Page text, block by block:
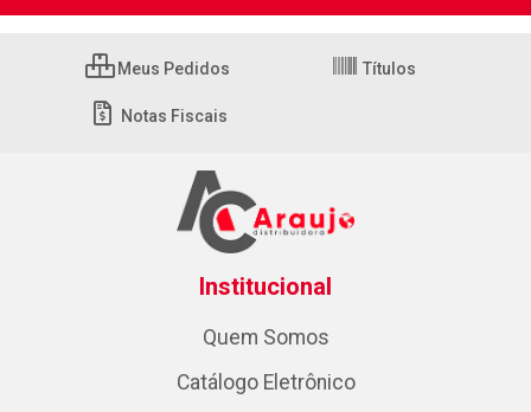
Meus Pedidos Títulos
Notas Fiscais
Institucional
Quem Somos
Catálogo Eletrônico